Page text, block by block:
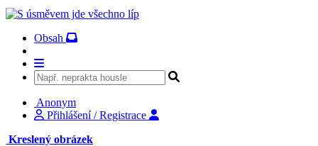
Obsah
Anonym
Přihlášení / Registrace
Kreslený obrázek